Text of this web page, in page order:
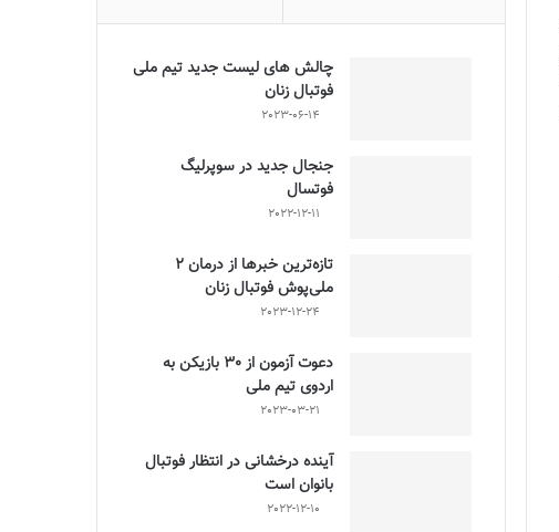
چالش هاى ليست جدید تيم ملى
فوتبال زنان
2023-06-14
جنجال جدید در سوپرلیگ
فوتسال
2022-12-11
تازه‌ترین خبرها از درمان ۲
ملی‌پوش فوتبال زنان
2023-12-24
دعوت آزمون از 30 بازیکن به
اردوی تیم ملی
2023-03-21
آینده درخشانی در انتظار فوتبال
بانوان است
2022-12-10